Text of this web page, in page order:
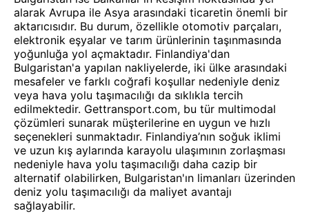
alarak Avrupa ile Asya arasındaki ticaretin önemli bir
aktarıcısıdır. Bu durum, özellikle otomotiv parçaları,
elektronik eşyalar ve tarım ürünlerinin taşınmasında
yoğunluğa yol açmaktadır. Finlandiya'dan
Bulgaristan'a yapılan nakliyelerde, iki ülke arasındaki
mesafeler ve farklı coğrafi koşullar nedeniyle deniz
veya hava yolu taşımacılığı da sıklıkla tercih
edilmektedir. Gettransport.com, bu tür multimodal
çözümleri sunarak müşterilerine en uygun ve hızlı
seçenekleri sunmaktadır. Finlandiya’nın soğuk iklimi
ve uzun kış aylarında karayolu ulaşımının zorlaşması
nedeniyle hava yolu taşımacılığı daha cazip bir
alternatif olabilirken, Bulgaristan'ın limanları üzerinden
deniz yolu taşımacılığı da maliyet avantajı
sağlayabilir.